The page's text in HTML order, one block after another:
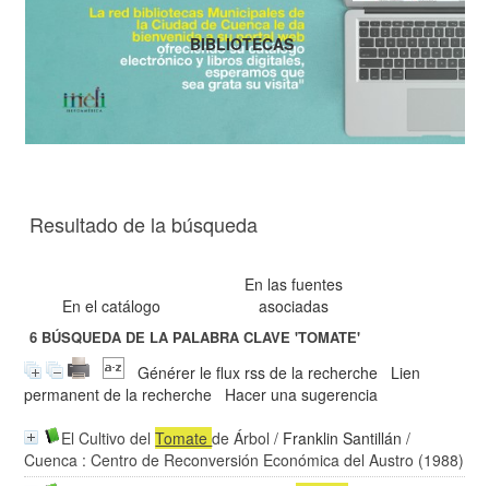
Resultado de la búsqueda
En el catálogo
En las fuentes
asociadas
6 BÚSQUEDA DE LA PALABRA CLAVE'TOMATE'
Générer le flux rss de la recherche
Lien
permanent de la recherche
Hacer una sugerencia
El Cultivo delTomatede Árbol / Franklin Santillán /
Cuenca : Centro de Reconversión Económica del Austro (1988)
BIBLIOTECAS